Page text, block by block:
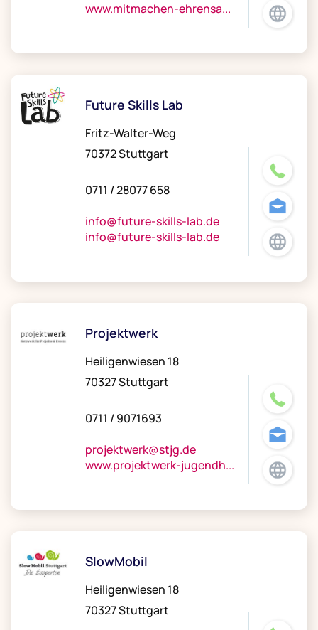
www.mitmachen-ehrensa...
Future Skills Lab
Fritz-Walter-Weg
70372 Stuttgart
0711 / 28077 658
info@future-skills-lab.de
info@future-skills-lab.de
Projektwerk
Heiligenwiesen 18
70327 Stuttgart
0711 / 9071693
projektwerk@stjg.de
www.projektwerk-jugendh...
SlowMobil
Heiligenwiesen 18
70327 Stuttgart